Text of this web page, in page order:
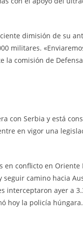
dimisión de su
militares.
la comisión de
con Serbia y está
en vigor una
en conflicto en Oriente
camino hacia
interceptaron ayer a
hoy la policía húngara.